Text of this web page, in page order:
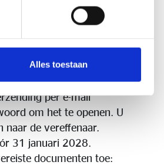
Alles toestaan
te identificeren.
De verzending
per e-mail
om het te openen. U
de vereffenaar.
31 januari 2028.
documenten toe: